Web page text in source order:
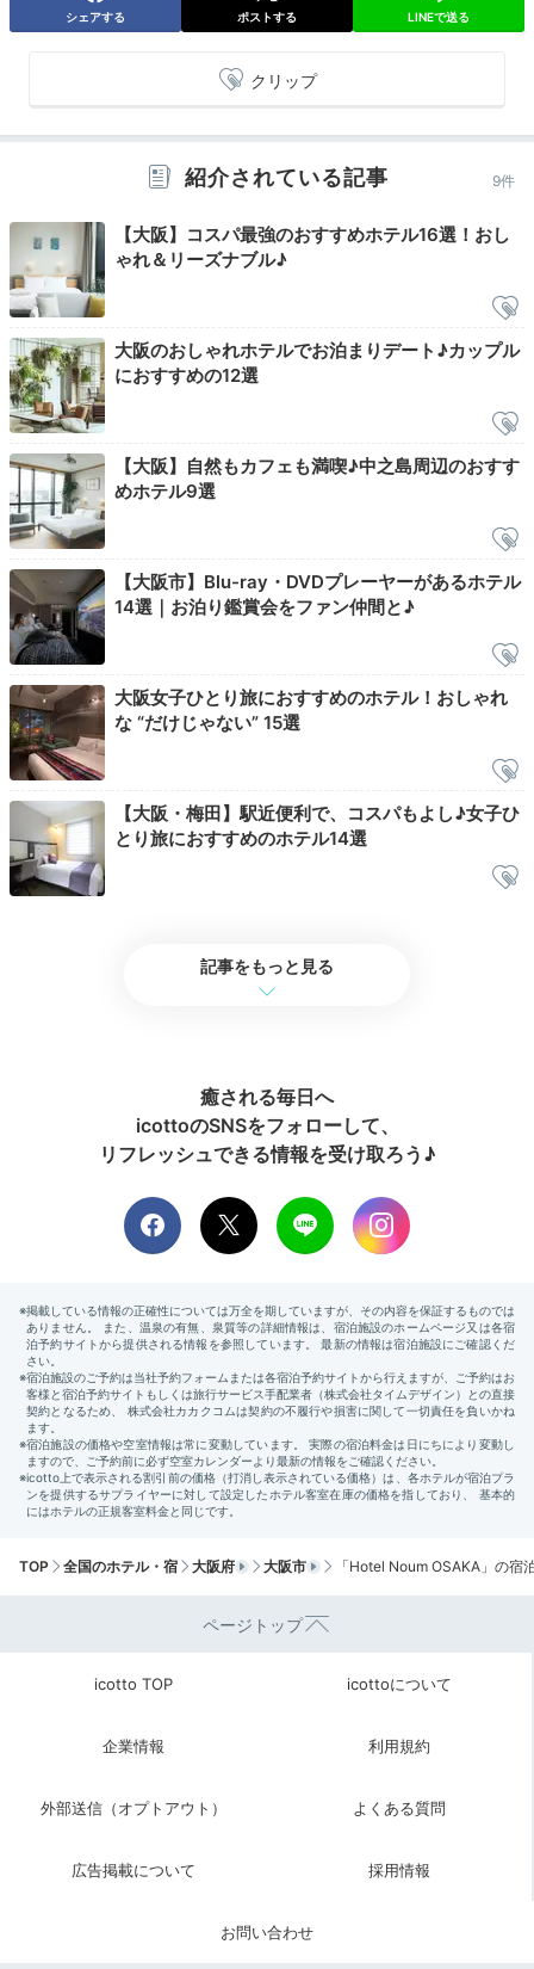
朝食
翌朝のお楽しみは、7種類の選べる朝食。フルーツたっ
ぷりのグラノーラやボリューム満点のフルブレックファ
ーストなどから好みの品をいただきましょう。
日差しと美味しい朝食に、心もお腹も幸せ
朝食は悩んでアボカドトーストにしました。コールドプ
レスジュースも付いてボリュームがあるけどヘルシー。
朝食はとても美味しくて、それだけで充実したステイ
に。
Check-out
11:00 ホテルを出発
心地よい空間を満喫して
チェックアウト
レンタルバイク（有料）
ナチュラルな空間でたっぷり癒されてチェックアウト。
クリングするのもおすすめ。風を切って進んでいけば、
心も軽やかにリフレッシュできます。
na___be__
ホテルの前で自撮りしていたところ、わざわざスタッフの方が出て
12:00
天満橋駅から梅田駅まで電車で約
大阪市内や京都へ
シェアする ポストする LINEで送る
クリップ
紹介されている記事 9件
【大阪】コスパ最強のおすすめホテル16選！おし
ゃれ＆リーズナブル♪
大阪のおしゃれホテルでお泊まりデート♪カップル
におすすめの12選
【大阪】自然もカフェも満喫♪中之島周辺のおすす
めホテル9選
【大阪市】Blu-ray・DVDプレーヤーがあるホテル
14選｜お泊り鑑賞会をファン仲間と♪
大阪女子ひとり旅におすすめのホテル！おしゃれ
な “だけじゃない” 15選
【大阪・梅田】駅近便利で、コスパもよし♪女子ひ
とり旅におすすめのホテル14選
記事をもっと見る
癒される毎日へ
icottoのSNSをフォローして、
リフレッシュできる情報を受け取ろう♪
TOP 全国のホテル・宿 大阪府 大阪市 「Hotel Noum OSAKA」の宿
ページトップ
icotto TOP icottoについて
企業情報 利用規約
外部送信（オプトアウト） よくある質問
広告掲載について 採用情報
お問い合わせ